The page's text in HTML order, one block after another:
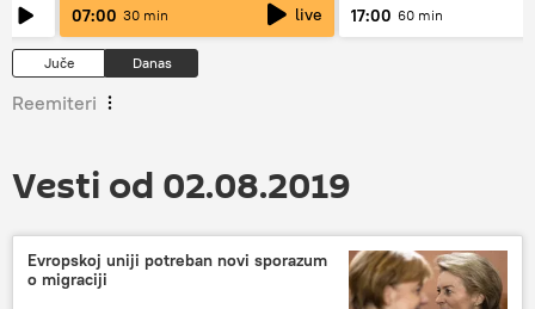
07:00 30 min live
17:00 60 min
Juče Danas
Reemiteri
Vesti od 02.08.2019
Evropskoj uniji potreban novi sporazum
o migraciji